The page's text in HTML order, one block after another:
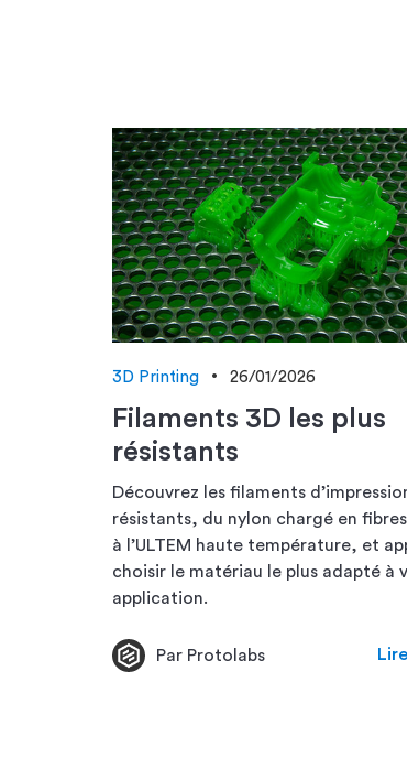
3D Printing 26/01/2026
Filaments 3D les plus
résistants
Découvrez les filaments
résistants, du nylon chargé en
à l’ULTEM haute température, et
choisir le matériau le plus adapté à
application.
Par Protolabs